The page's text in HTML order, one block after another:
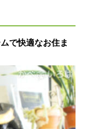
で快適なお住ま